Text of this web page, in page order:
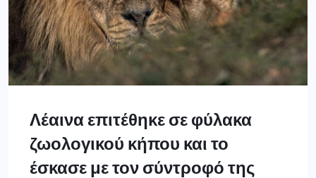
Λέαινα επιτέθηκε σε φύλακα
ζωολογικού κήπου και το
έσκασε με τον σύντροφό της